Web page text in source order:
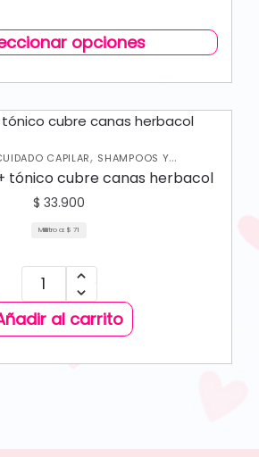
opciones
CAPILAR, SHAMPOOS Y
ACONDICIONADORES
tónico cubre canas herbacol
$ 33.900
Mililitro a: $ 71
al carrito